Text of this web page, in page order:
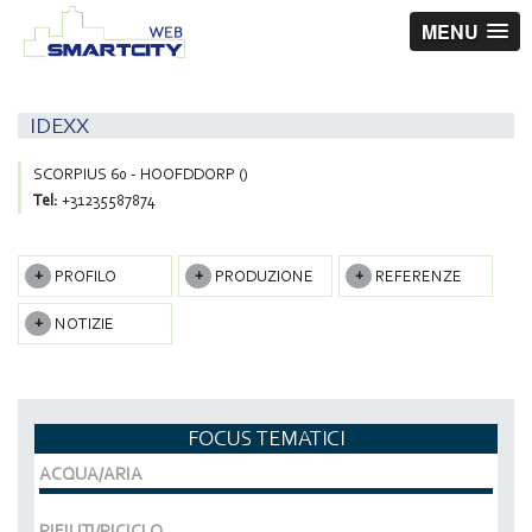
MENU
IDEXX
SCORPIUS 60 - HOOFDDORP ()
Tel: +31235587874
PROFILO PRODUZIONE REFERENZE
NOTIZIE
FOCUS TEMATICI
ACQUA/ARIA